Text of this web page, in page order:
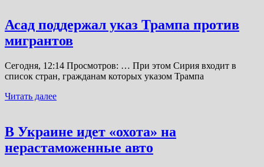
Асад поддержал указ Трампа против
мигрантов
Сегодня, 12:14 Просмотров: … При этом Сирия входит в
список стран, гражданам которых указом Трампа
Читать далее
В Украине идет «охота» на
нерастаможенные авто